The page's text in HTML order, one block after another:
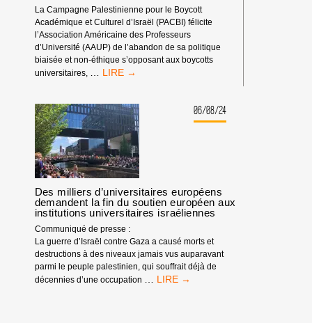
PARTENARIAT
AVEC
L’UNIVERSITÉ
ISRAÉLIENNE
REICHMAN !
La Campagne Palestinienne pour le Boycott
Académique et Culturel d’Israël (PACBI) félicite
l’Association Américaine des Professeurs
d’Université (AAUP) de l’abandon de sa politique
biaisée et non-éthique s’opposant aux boycotts
universitaires,
L’ASSOCIATION
PROFESSEURS
D’UNIVERSITÉ
RENONCE
À
SON
INTENABLE
CONTRE
LES
UNIVERSITAIRES
06/08/24
Des milliers d’universitaires européens
demandent la fin du soutien européen aux
institutions universitaires israéliennes
Communiqué de presse :
La guerre d’Israël contre Gaza a causé morts et
destructions à des niveaux jamais vus auparavant
parmi le peuple palestinien, qui souffrait déjà de
décennies d’une occupation … DES